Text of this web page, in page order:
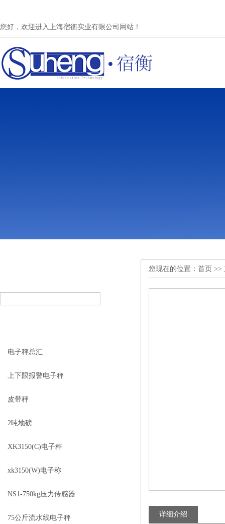
您好，欢迎进入上海宿衡实业有限公司网站！
电子秤总汇
上下限报警电子秤
皮带秤
2吨地磅
XK3150(C)电子秤
xk3150(W)电子称
NS1-750kg压力传感器
75公斤流水线电子秤
您现在的位置： 首页 >>
详细介绍